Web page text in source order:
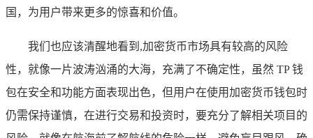
国，为用户带来更多的惊喜和价值。
我们也应该清醒地看到,加密货币市场具有较高的风险
性，就像一片波涛汹涌的大海，充满了不确定性，虽然 TP 钱
包在安全和功能方面表现出色，但用户在使用加密货币钱包时
仍需保持谨慎，在进行交易和投资时，要充分了解相关项目的